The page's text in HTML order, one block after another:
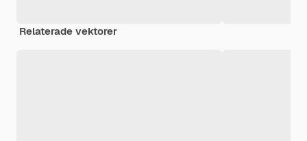
Relaterade vektorer